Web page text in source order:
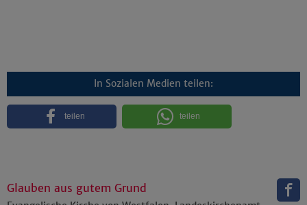
In Sozialen Medien teilen:
teilen teilen
Glauben aus gutem Grund